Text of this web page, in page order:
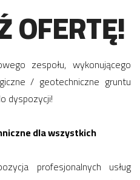
OFERTĘ!
zespołu, wykonującego
/ geotechniczne gruntu
dyspozycji!
dla wszystkich
profesjonalnych usług